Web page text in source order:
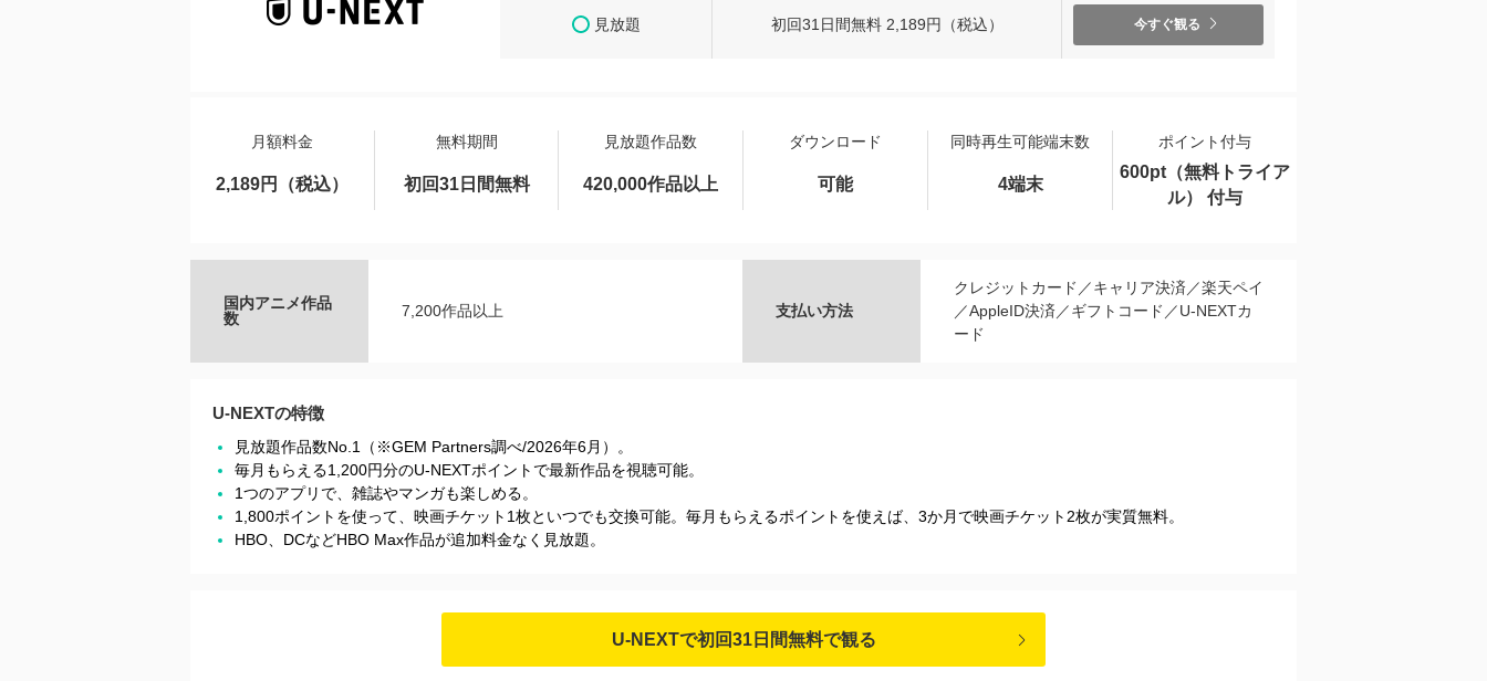
見放題 初回31日間無料 2,189円（税込） 今すぐ観る
月額料金 無料期間 見放題作品数 ダウンロード 同時再生可能端末数 ポイント付与
2,189円（税込） 初回31日間無料 420,000作品以上 可能 4端末
600pt（無料トライア
ル） 付与
国内アニメ作品
数
7,200作品以上 支払い方法
クレジットカード／キャリア決済／楽天ペイ
／AppleID決済／ギフトコード／U-NEXTカ
ード
U-NEXTの特徴
見放題作品数No.1（※GEM Partners調べ/2026年6⽉）。
毎月もらえる1,200円分のU-NEXTポイントで最新作品を視聴可能。
1つのアプリで、雑誌やマンガも楽しめる。
1,800ポイントを使って、映画チケット1枚といつでも交換可能。毎月もらえるポイントを使えば、3か月で映画チケット2枚が実質無料。
HBO、DCなどHBO Max作品が追加料金なく見放題。
U-NEXTで初回31日間無料で観る